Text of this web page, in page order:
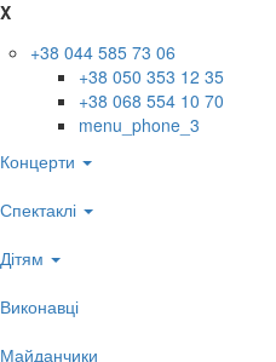
X
+38 044 585 73 06
+38 050 353 12 35
+38 068 554 10 70
menu_phone_3
Концерти
Спектаклі
Дітям
Виконавці
Майданчики